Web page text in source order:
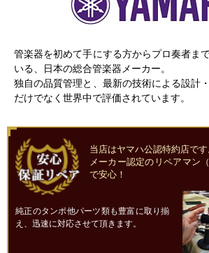
管楽器を初めて手にする方からプロ奏者ま
いる、日本の総合管楽器メーカー。
独自の品質管理と、最新の技術による設計
だけでなく世界中で評価されています。
当店はヤマハ公認特約店です
メーカー認定のリペアマン
で安心！
純正のタンポ他パーツ類も豊富に取り揃
え、迅速に対応させて頂きます。